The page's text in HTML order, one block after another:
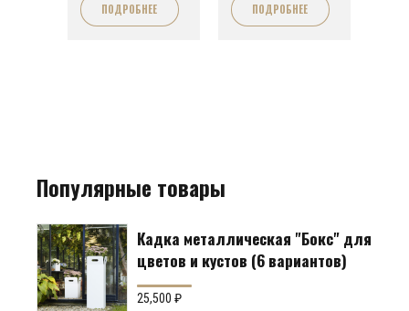
ПОДРОБНЕЕ
ПОДРОБНЕЕ
Популярные товары
Кадка металлическая "Бокс" для
цветов и кустов (6 вариантов)
25,500₽